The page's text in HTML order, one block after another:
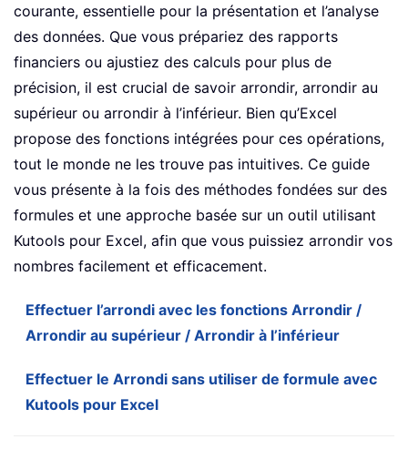
courante, essentielle pour la présentation et l’analyse
des données. Que vous prépariez des rapports
financiers ou ajustiez des calculs pour plus de
précision, il est crucial de savoir arrondir, arrondir au
supérieur ou arrondir à l’inférieur. Bien qu’Excel
propose des fonctions intégrées pour ces opérations,
tout le monde ne les trouve pas intuitives. Ce guide
vous présente à la fois des méthodes fondées sur des
formules et une approche basée sur un outil utilisant
Kutools pour Excel, afin que vous puissiez arrondir vos
nombres facilement et efficacement.
Effectuer l’arrondi avec les fonctions Arrondir /
Arrondir au supérieur / Arrondir à l’inférieur
Effectuer le Arrondi sans utiliser de formule avec
Kutools pour Excel